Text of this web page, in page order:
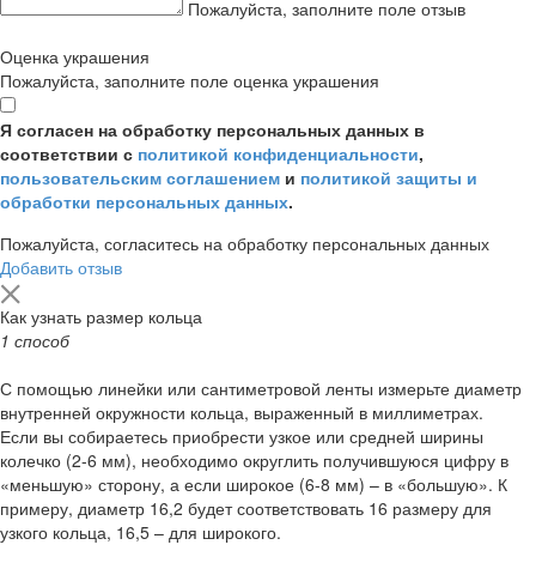
Пожалуйста, заполните поле отзыв
Оценка украшения
Пожалуйста, заполните поле оценка украшения
Я согласен на обработку персональных данных в
соответствии с политикой конфиденциальности,
пользовательским соглашением и политикой защиты и
обработки персональных данных.
Пожалуйста, согласитесь на обработку персональных данных
Добавить отзыв
Как узнать размер кольца
1 способ
С помощью линейки или сантиметровой ленты измерьте диаметр
внутренней окружности кольца, выраженный в миллиметрах.
Если вы собираетесь приобрести узкое или средней ширины
колечко (2-6 мм), необходимо округлить получившуюся цифру в
«меньшую» сторону, а если широкое (6-8 мм) – в «большую». К
примеру, диаметр 16,2 будет соответствовать 16 размеру для
узкого кольца, 16,5 – для широкого.